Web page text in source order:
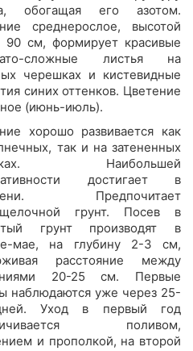
обогащая его азотом.
среднерослое, высотой
90 см, формирует красивые
сложные листья на
черешках и кистевидные
синих оттенков. Цветение
(июнь-июль).
хорошо развивается как
так и на затененных
Наибольшей
достигает в
Предпочитает
грунт. Посев в
грунт производят в
мае, на глубину 2-3 см,
расстояние между
20-25 см. Первые
наблюдаются уже через 25-
Уход в первый год
поливом,
и прополкой, на второй